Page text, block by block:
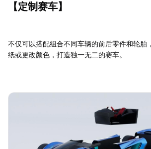
【定制赛车】
不仅可以搭配组合不同车辆的前后零件和轮胎
纸或更改颜色，打造独一无二的赛车。